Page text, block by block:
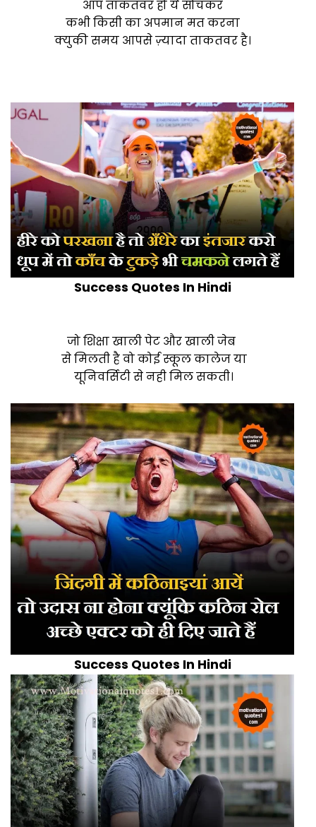
आप ताकतवर हो ये सोचकर
कभी किसी का अपमान मत करना
क्युकी समय आपसे ज़्यादा ताकतवर है।
Success Quotes In Hindi
जो शिक्षा खाली पेट और खाली जेब
से मिलती है वो कोई स्कूल कालेज या
यूनिवर्सिटी से नही मिल सकती।
Success Quotes In Hindi